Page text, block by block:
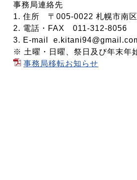
事務局連絡先
1. 住所 〒005-0022 札幌市南
2. 電話・FAX 011-312-8056
3. E-mail
※ 土曜・日曜、祭日及び年末年
事務局移転お知らせ